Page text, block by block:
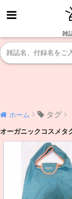
雑
ホーム タグ
オーガニックコスメタ